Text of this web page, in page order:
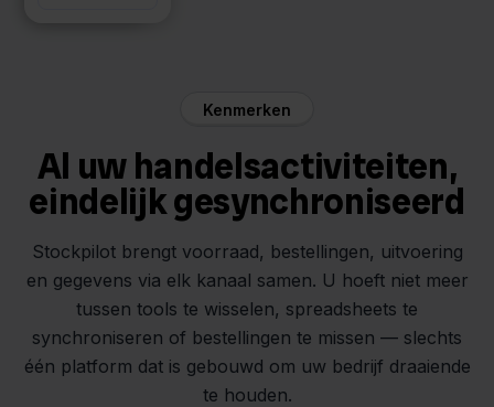
Kenmerken
Al uw handelsactiviteiten,
eindelijk gesynchroniseerd
Stockpilot brengt voorraad, bestellingen, uitvoering
en gegevens via elk kanaal samen. U hoeft niet meer
tussen tools te wisselen, spreadsheets te
synchroniseren of bestellingen te missen — slechts
één platform dat is gebouwd om uw bedrijf draaiende
te houden.